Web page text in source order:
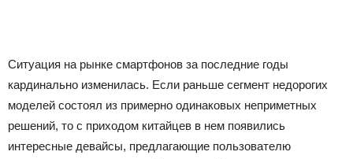
Ситуация на рынке смартфонов за последние годы
кардинально изменилась. Если раньше сегмент недорогих
моделей состоял из примерно одинаковых неприметных
решений, то с приходом китайцев в нем появились
интересные девайсы, предлагающие пользователю